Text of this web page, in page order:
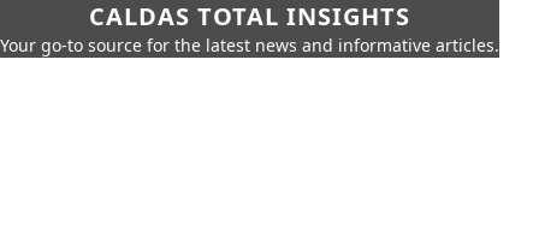
CALDAS TOTAL INSIGHTS
Your go-to source for the latest news and informative articles.